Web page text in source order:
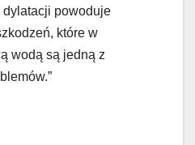
powoduje
które w
wodą są jedną z